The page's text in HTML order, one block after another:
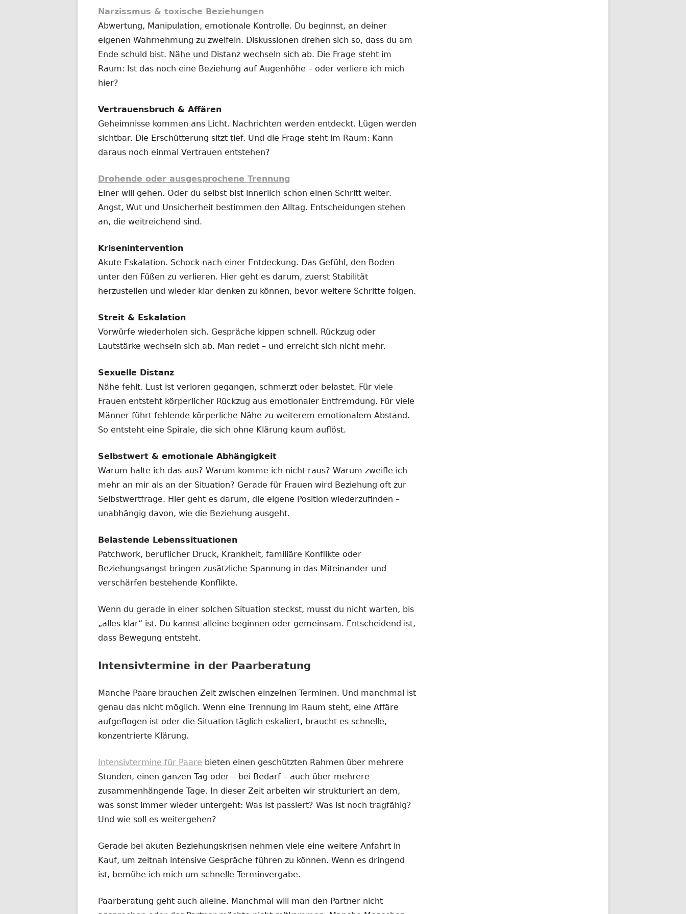
Narzissmus & toxische Beziehungen
Abwertung, Manipulation, emotionale Kontrolle. Du beginnst, an deiner
eigenen Wahrnehmung zu zweifeln. Diskussionen drehen sich so, dass du am
Ende schuld bist. Nähe und Distanz wechseln sich ab. Die Frage steht im
Raum: Ist das noch eine Beziehung auf Augenhöhe – oder verliere ich mich
hier?
Vertrauensbruch & Affären
Geheimnisse kommen ans Licht. Nachrichten werden entdeckt. Lügen werden
sichtbar. Die Erschütterung sitzt tief. Und die Frage steht im Raum: Kann
daraus noch einmal Vertrauen entstehen?
Drohende oder ausgesprochene Trennung
Einer will gehen. Oder du selbst bist innerlich schon einen Schritt weiter.
Angst, Wut und Unsicherheit bestimmen den Alltag. Entscheidungen stehen
an, die weitreichend sind.
Krisenintervention
Akute Eskalation. Schock nach einer Entdeckung. Das Gefühl, den Boden
unter den Füßen zu verlieren. Hier geht es darum, zuerst Stabilität
herzustellen und wieder klar denken zu können, bevor weitere Schritte folgen.
Streit & Eskalation
Vorwürfe wiederholen sich. Gespräche kippen schnell. Rückzug oder
Lautstärke wechseln sich ab. Man redet – und erreicht sich nicht mehr.
Sexuelle Distanz
Nähe fehlt. Lust ist verloren gegangen, schmerzt oder belastet. Für viele
Frauen entsteht körperlicher Rückzug aus emotionaler Entfremdung. Für viele
Männer führt fehlende körperliche Nähe zu weiterem emotionalem Abstand.
So entsteht eine Spirale, die sich ohne Klärung kaum auflöst.
Selbstwert & emotionale Abhängigkeit
Warum halte ich das aus? Warum komme ich nicht raus? Warum zweifle ich
mehr an mir als an der Situation? Gerade für Frauen wird Beziehung oft zur
Selbstwertfrage. Hier geht es darum, die eigene Position wiederzufinden –
unabhängig davon, wie die Beziehung ausgeht.
Belastende Lebenssituationen
Patchwork, beruflicher Druck, Krankheit, familiäre Konflikte oder
Beziehungsangst bringen zusätzliche Spannung in das Miteinander und
verschärfen bestehende Konflikte.
Wenn du gerade in einer solchen Situation steckst, musst du nicht warten, bis
„alles klar“ ist. Du kannst alleine beginnen oder gemeinsam. Entscheidend ist,
dass Bewegung entsteht.
Intensivtermine in der Paarberatung
Manche Paare brauchen Zeit zwischen einzelnen Terminen. Und manchmal ist
genau das nicht möglich. Wenn eine Trennung im Raum steht, eine Affäre
aufgeflogen ist oder die Situation täglich eskaliert, braucht es schnelle,
konzentrierte Klärung.
Intensivtermine für Paare bieten einen geschützten Rahmen über mehrere
Stunden, einen ganzen Tag oder – bei Bedarf – auch über mehrere
zusammenhängende Tage. In dieser Zeit arbeiten wir strukturiert an dem,
was sonst immer wieder untergeht: Was ist passiert? Was ist noch tragfähig?
Und wie soll es weitergehen?
Gerade bei akuten Beziehungskrisen nehmen viele eine weitere Anfahrt in
Kauf, um zeitnah intensive Gespräche führen zu können. Wenn es dringend
ist, bemühe ich mich um schnelle Terminvergabe.
Paarberatung geht auch alleine. Manchmal will man den Partner nicht